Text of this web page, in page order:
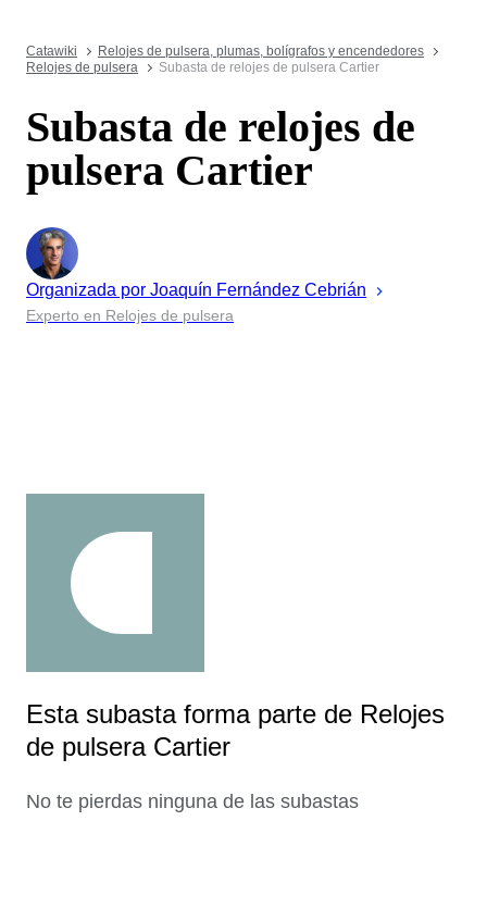
Catawiki
Relojes de pulsera, plumas, bolígrafos y encendedores
Relojes de pulsera
Subasta de relojes de pulsera Cartier
Subasta de relojes de
pulsera Cartier
Organizada por Joaquín Fernández Cebrián
Experto en Relojes de pulsera
Esta subasta forma parte de Relojes
de pulsera Cartier
No te pierdas ninguna de las subastas